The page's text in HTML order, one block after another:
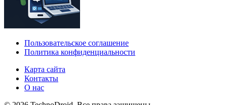
Пользовательское соглашение
Политика конфиденциальности
Карта сайта
Контакты
О нас